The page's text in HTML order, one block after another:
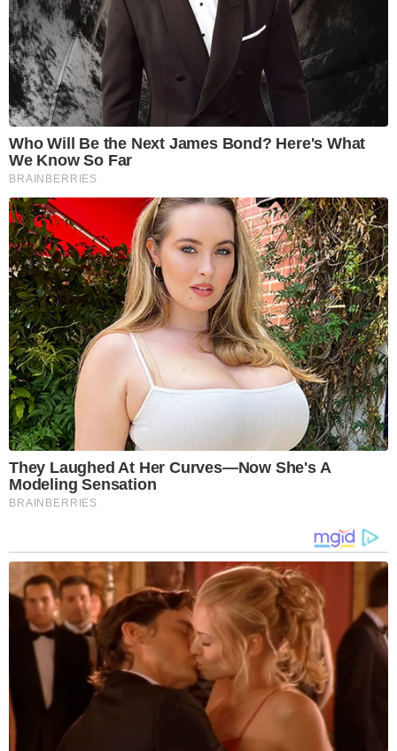
Who Will Be the Next James Bond? Here's What
We Know So Far
BRAINBERRIES
They Laughed At Her Curves—Now She's A
Modeling Sensation
BRAINBERRIES